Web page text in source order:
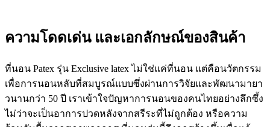
ความโดดเด่น และเอกลักษณ์ของสินค้า
ที่นอน Patex รุ่น Exclusive latex ไม่ใช่แค่ที่นอน แต่คือนวัตกรรม
เพื่อการนอนหลับที่สมบูรณ์แบบซึ่งผ่านการวิจัยและพัฒนามายา
วนานกว่า 50 ปี เราเข้าใจปัญหาการนอนของคนไทยอย่างลึกซึ้ง
ไม่ว่าจะเป็นอาการปวดหลังจากสรีระที่ไม่ถูกต้อง หรือความ